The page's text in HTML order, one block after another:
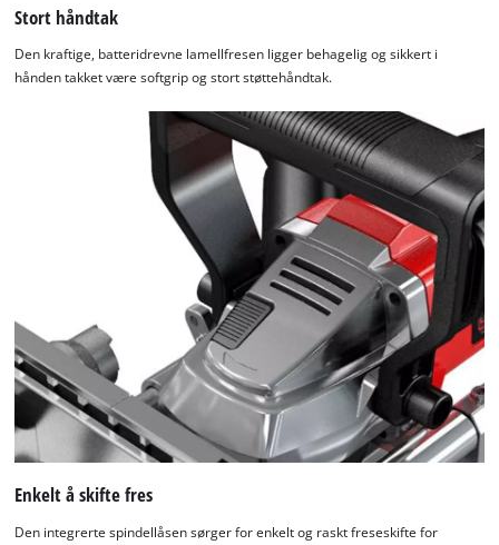
Stort håndtak
Den kraftige, batteridrevne lamellfresen ligger behagelig og sikkert i
hånden takket være softgrip og stort støttehåndtak.
Enkelt å skifte fres
Den integrerte spindellåsen sørger for enkelt og raskt freseskifte for